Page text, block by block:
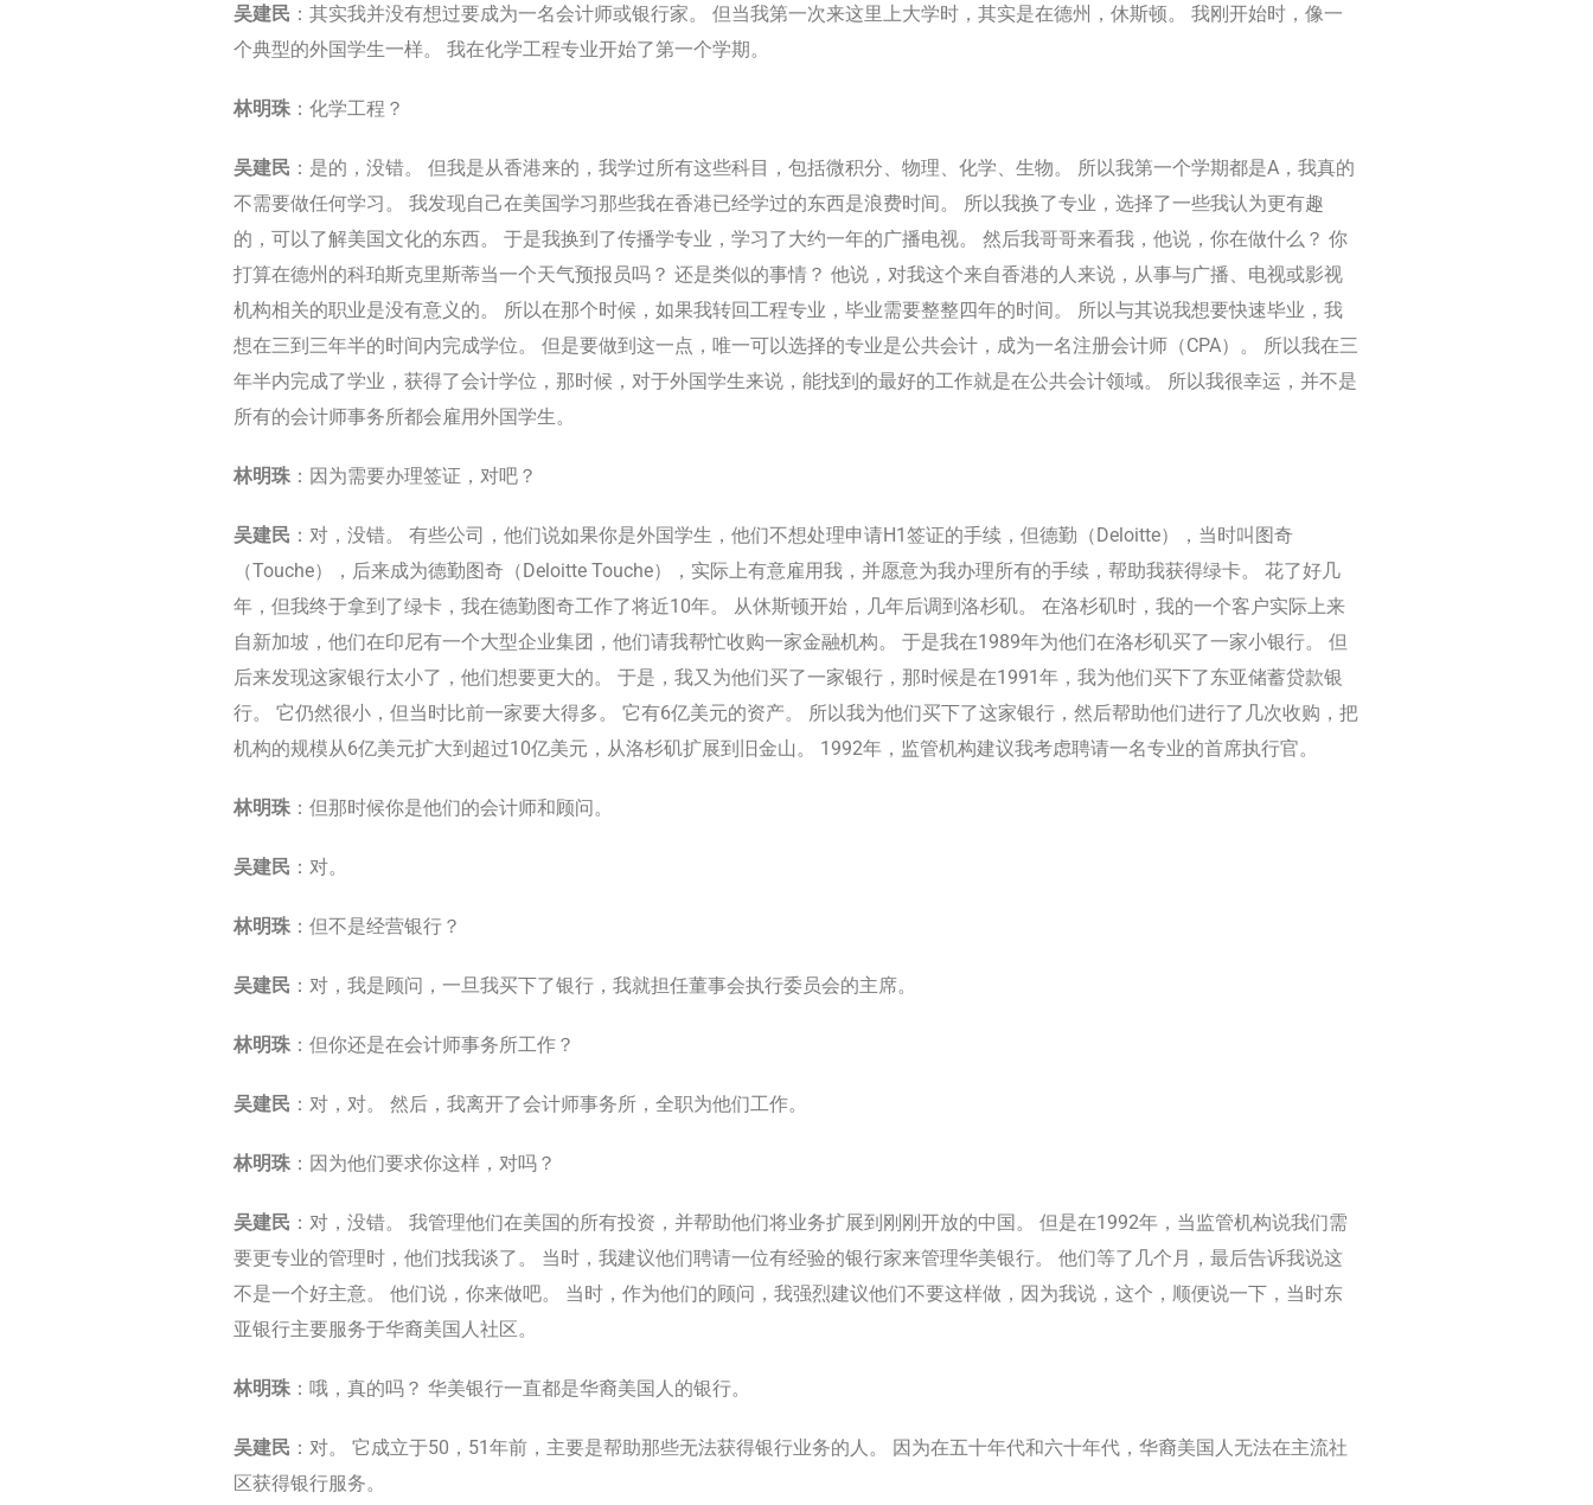
吴建民 ：其实我并没有想过要成为一名会计师或银行家。 但当我第一次来这里上大学时，其实是在德州，休斯顿。 我刚开始时，像一
个典型的外国学生一样。 我在化学工程专业开始了第一个学期。
林明珠 ：化学工程？
吴建民 ：是的，没错。 但我是从香港来的，我学过所有这些科目，包括微积分、物理、化学、生物。 所以我第一个学期都是A，我真的
不需要做任何学习。 我发现自己在美国学习那些我在香港已经学过的东西是浪费时间。 所以我换了专业，选择了一些我认为更有趣
的，可以了解美国文化的东西。 于是我换到了传播学专业，学习了大约一年的广播电视。 然后我哥哥来看我，他说，你在做什么？ 你
打算在德州的科珀斯克里斯蒂当一个天气预报员吗？ 还是类似的事情？ 他说，对我这个来自香港的人来说，从事与广播、电视或影视
机构相关的职业是没有意义的。 所以在那个时候，如果我转回工程专业，毕业需要整整四年的时间。 所以与其说我想要快速毕业，我
想在三到三年半的时间内完成学位。 但是要做到这一点，唯一可以选择的专业是公共会计，成为一名注册会计师（CPA）。 所以我在三
年半内完成了学业，获得了会计学位，那时候，对于外国学生来说，能找到的最好的工作就是在公共会计领域。 所以我很幸运，并不是
所有的会计师事务所都会雇用外国学生。
林明珠 ：因为需要办理签证，对吧？
吴建民 ：对，没错。 有些公司，他们说如果你是外国学生，他们不想处理申请H1签证的手续，但德勤（Deloitte），当时叫图奇
（Touche），后来成为德勤图奇（Deloitte Touche），实际上有意雇用我，并愿意为我办理所有的手续，帮助我获得绿卡。 花了好几
年，但我终于拿到了绿卡，我在德勤图奇工作了将近10年。 从休斯顿开始，几年后调到洛杉矶。 在洛杉矶时，我的一个客户实际上来
自新加坡，他们在印尼有一个大型企业集团，他们请我帮忙收购一家金融机构。 于是我在1989年为他们在洛杉矶买了一家小银行。 但
后来发现这家银行太小了，他们想要更大的。 于是，我又为他们买了一家银行，那时候是在1991年，我为他们买下了东亚储蓄贷款银
行。 它仍然很小，但当时比前一家要大得多。 它有6亿美元的资产。 所以我为他们买下了这家银行，然后帮助他们进行了几次收购，把
机构的规模从6亿美元扩大到超过10亿美元，从洛杉矶扩展到旧金山。 1992年，监管机构建议我考虑聘请一名专业的首席执行官。
林明珠 ：但那时候你是他们的会计师和顾问。
吴建民 ：对。
林明珠 ：但不是经营银行？
吴建民 ：对，我是顾问，一旦我买下了银行，我就担任董事会执行委员会的主席。
林明珠 ：但你还是在会计师事务所工作？
吴建民 ：对，对。 然后，我离开了会计师事务所，全职为他们工作。
林明珠 ：因为他们要求你这样，对吗？
吴建民 ：对，没错。 我管理他们在美国的所有投资，并帮助他们将业务扩展到刚刚开放的中国。 但是在1992年，当监管机构说我们需
要更专业的管理时，他们找我谈了。 当时，我建议他们聘请一位有经验的银行家来管理华美银行。 他们等了几个月，最后告诉我说这
不是一个好主意。 他们说，你来做吧。 当时，作为他们的顾问，我强烈建议他们不要这样做，因为我说，这个，顺便说一下，当时东
亚银行主要服务于华裔美国人社区。
林明珠 ：哦，真的吗？ 华美银行一直都是华裔美国人的银行。
吴建民 ：对。 它成立于50，51年前，主要是帮助那些无法获得银行业务的人。 因为在五十年代和六十年代，华裔美国人无法在主流社
区获得银行服务。